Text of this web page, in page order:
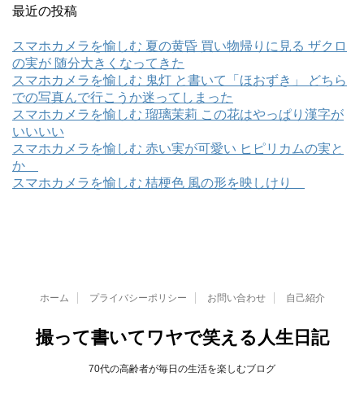
最近の投稿
スマホカメラを愉しむ 夏の黄昏 買い物帰りに見る ザクロ
の実が 随分大きくなってきた
スマホカメラを愉しむ 鬼灯 と書いて「ほおずき」 どちら
での写真んで行こうか迷ってしまった
スマホカメラを愉しむ 瑠璃茉莉 この花はやっぱり漢字が
いいいい
スマホカメラを愉しむ 赤い実が可愛い ヒピリカムの実と
か
スマホカメラを愉しむ 桔梗色 風の形を映しけり
ホーム プライバシーポリシー お問い合わせ 自己紹介
撮って書いてワヤで笑える人生日記
70代の高齢者が毎日の生活を楽しむブログ